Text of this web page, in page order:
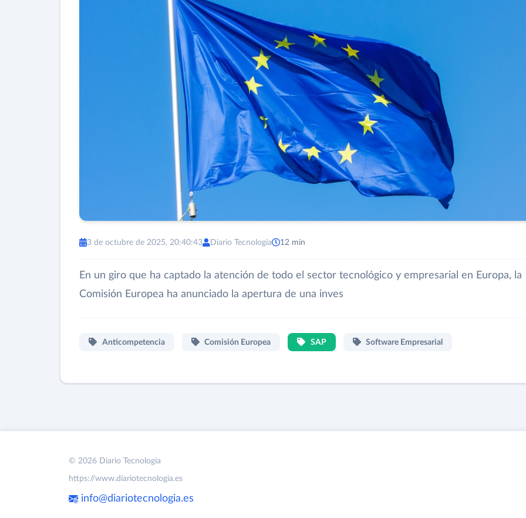
3 de octubre de 2025, 20:40:43 Diario Tecnología 12 min
En un giro que ha captado la atención de todo el sector tecnológico y empresarial en Europa, la
Comisión Europea ha anunciado la apertura de una inves
Anticompetencia Comisión Europea SAP Software Empresarial
© 2026 Diario Tecnología
https://www.diariotecnologia.es
info@diariotecnologia.es